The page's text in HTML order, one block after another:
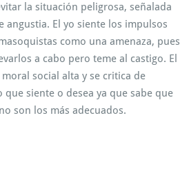
la situación peligrosa, señalada
angustia. El yo siente los impulsos
como una amenaza, pues
a cabo pero teme al castigo. El
social alta y se critica de
siente o desea ya que sabe que
son los más adecuados.